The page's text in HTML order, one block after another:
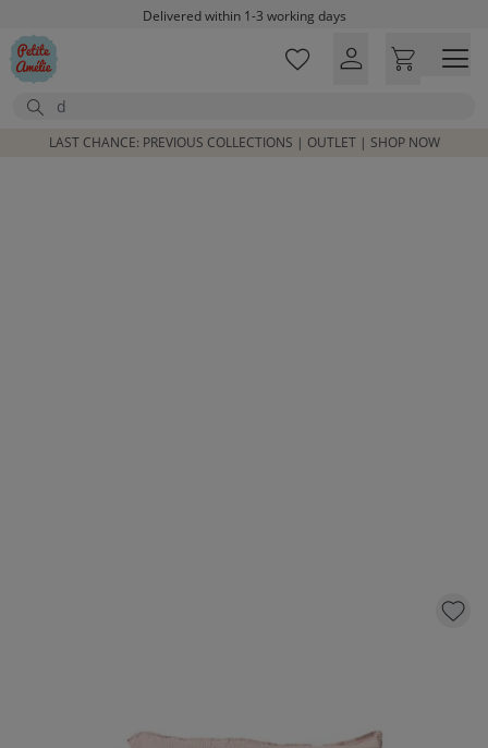
Skip to main contentDelivered within 1-3 working days
Free shipping on orders above £100*
Search
LAST CHANCE: PREVIOUS COLLECTIONS | OUTLET | SHOP NOW